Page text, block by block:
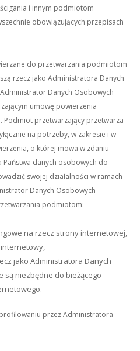
i innym podmiotom
obowiązujących przepisach
do przetwarzania podmiotom
rzecz jako Administratora Danych
Danych Osobowych
umowę powierzenia
Podmiot przetwarzający przetwarza
na potrzeby, w zakresie i w
o której mowa w zdaniu
danych osobowych do
swojej działalności w ramach
Danych Osobowych
podmiotom:
na rzecz strony internetowej,
jako Administratora Danych
są niezbędne do bieżącego
przez Administratora